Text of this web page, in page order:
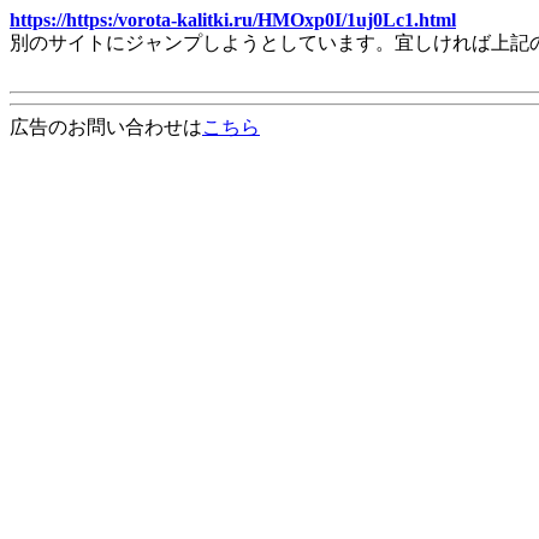
https://https:/vorota-kalitki.ru/HMOxp0I/1uj0Lc1.html
別のサイトにジャンプしようとしています。宜しければ上
広告のお問い合わせはこちら